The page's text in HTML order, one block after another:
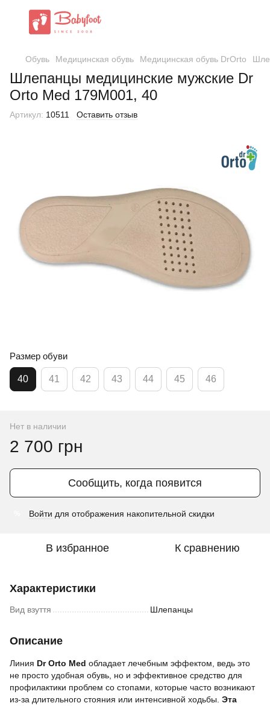
Обувь Медицинская обувь Медицинская обувь DrOrto
Шлепанцы медицинские мужские Dr
Orto Med 179M001, 40
Артикул: 10511 Оставить отзыв
Размер обуви
40 41 42 43 44 45 46
Нет в наличии
2 700 грн
Сообщить, когда появится
Войти для отображения накопительной скидки
В избранное К сравнению
Характеристики
Вид взуття Шлепанцы
Описание
Линия Dr Orto Med обладает лечебным эффектом, ведь это
не просто удобная обувь, но и эффективное средство для
профилактики проблем со стопами, которые часто возникают
из-за длительного стояния или интенсивной ходьбы. Эта